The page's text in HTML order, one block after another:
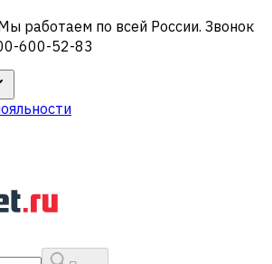
работаем по всей России. Звонок
600-52-83